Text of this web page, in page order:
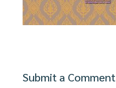
Submit a Comment